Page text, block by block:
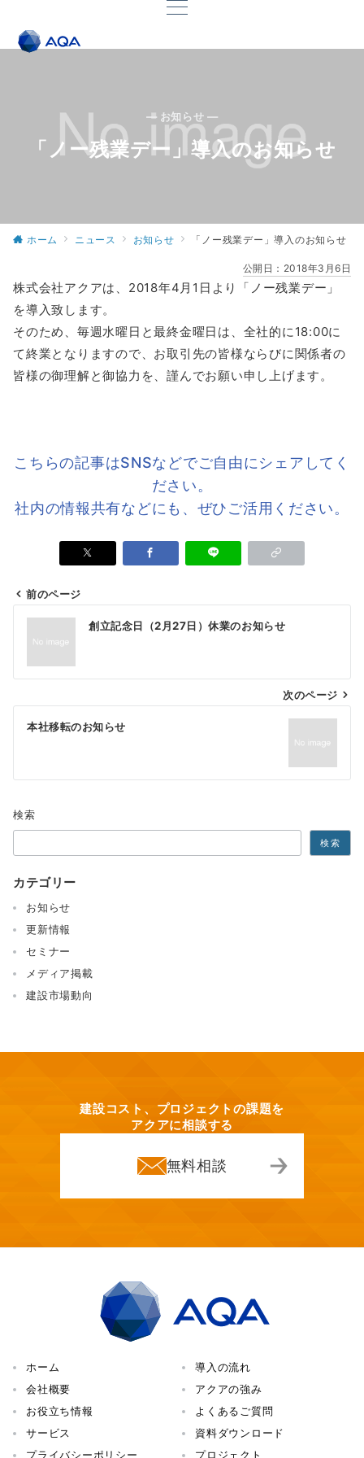
— お知らせ —
「ノー残業デー」導入のお知らせ
ホーム ニュース お知らせ 「ノー残業デー」導入のお知らせ
公開日： 2018年3月6日
株式会社アクアは、2018年4月1日より「ノー残業デー」
を導入致します。
そのため、毎週水曜日と最終金曜日は、全社的に18:00に
て終業となりますので、お取引先の皆様ならびに関係者の
皆様の御理解と御協力を、謹んでお願い申し上げます。
こちらの記事はSNSなどでご⾃由にシェアしてく
ださい。
社内の情報共有などにも、ぜひご活⽤ください。
投
ナ
ゲ
ン
前のページ
創立記念日（2月27日）休業のお知らせ
次のページ
本社移転のお知らせ
検索
検索
カテゴリー
お知らせ
更新情報
セミナー
メディア掲載
建設市場動向
建設コスト、プロジェクトの課題を
アクアに相談する
無料相談
ホーム
導入の流れ
会社概要
アクアの強み
お役立ち情報
よくあるご質問
サービス
資料ダウンロード
プライバシーポリシー
プロジェクト